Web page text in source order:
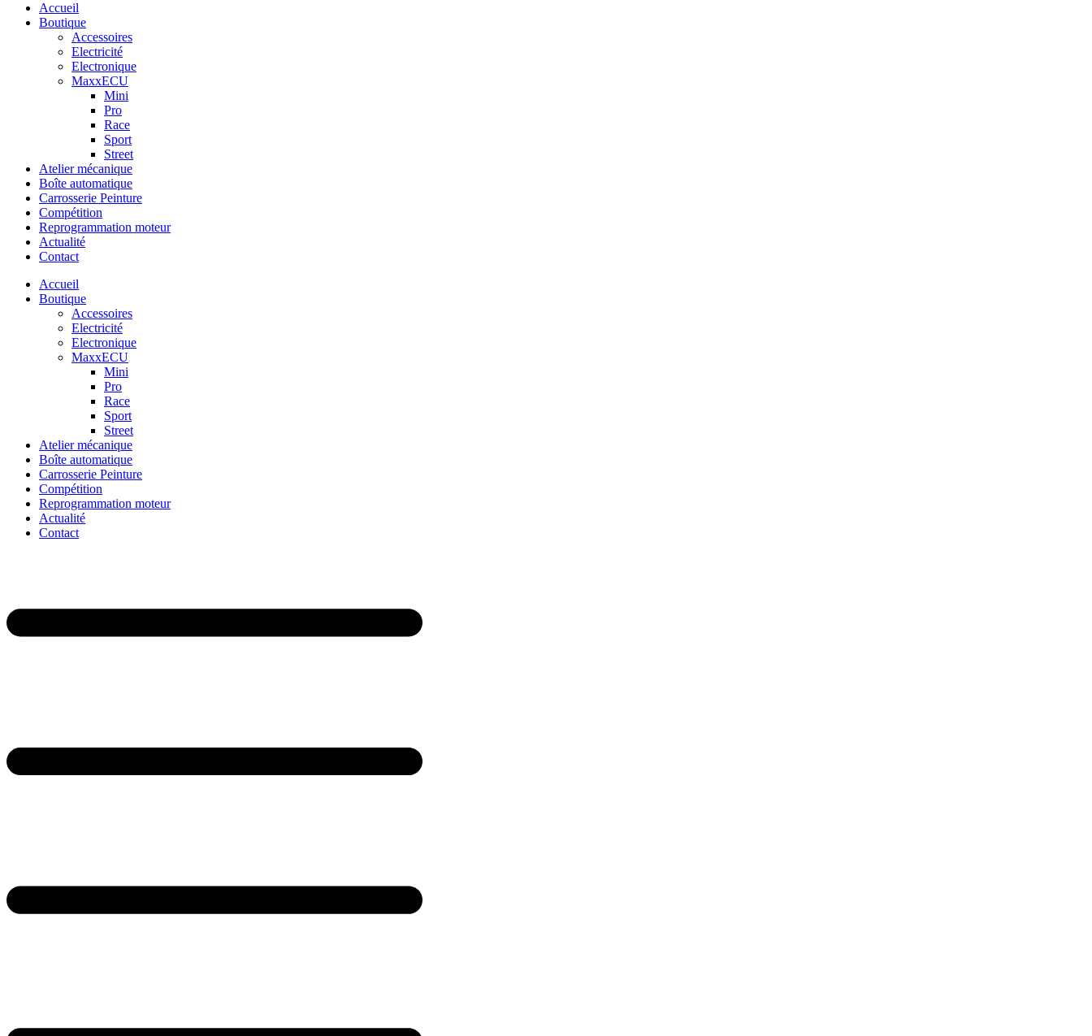
Accueil
Boutique
Accessoires
Electricité
Electronique
MaxxECU
Mini
Pro
Race
Sport
Street
Atelier mécanique
Boîte automatique
Carrosserie Peinture
Compétition
Reprogrammation moteur
Actualité
Contact
Accueil
Boutique
Accessoires
Electricité
Electronique
MaxxECU
Mini
Pro
Race
Sport
Street
Atelier mécanique
Boîte automatique
Carrosserie Peinture
Compétition
Reprogrammation moteur
Actualité
Contact